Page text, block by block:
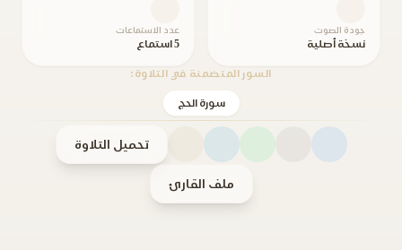
جودة الصوت
نسخة أصلية
عدد الاستماعات
5 استماع
السور المتضمنة في التلاوة:
سورة الحج
تحميل التلاوة
ملف القارئ